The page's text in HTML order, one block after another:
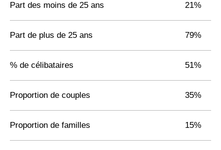
Part des moins de 25 ans 21%
Part de plus de 25 ans 79%
% de célibataires 51%
Proportion de couples 35%
Proportion de familles 15%